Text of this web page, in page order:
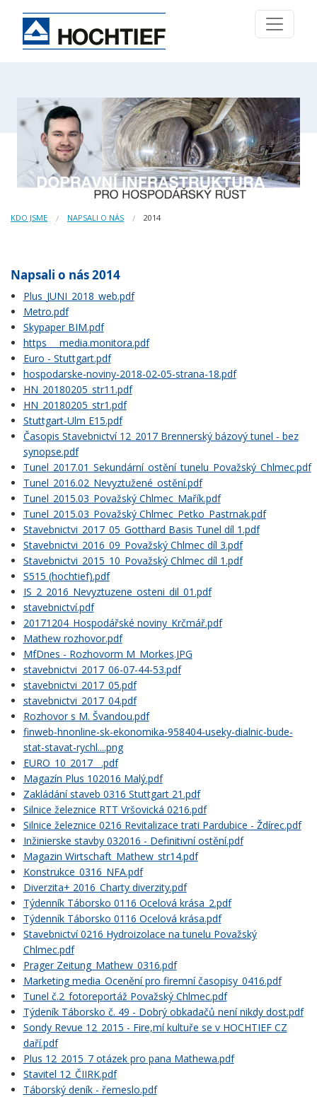
KDO JSME NAPSALI O NÁS 2014
Napsali o nás 2014
Plus_JUNI_2018_web.pdf
Metro.pdf
Skypaper BIM.pdf
https___media.monitora.pdf
Euro - Stuttgart.pdf
hospodarske-noviny-2018-02-05-strana-18.pdf
HN_20180205_str11.pdf
HN_20180205_str1.pdf
Stuttgart-Ulm E15.pdf
Časopis Stavebnictví 12_2017 Brennerský bázový tunel - bez
synopse.pdf
Tunel_2017.01_Sekundární_ostění_tunelu_Považský_Chlmec.pdf
Tunel_2016.02_Nevyztužené_ostění.pdf
Tunel_2015.03_Považský Chlmec_Mařík.pdf
Tunel_2015.03_Považský Chlmec_Petko_Pastrnak.pdf
Stavebnictvi_2017_05_Gotthard Basis Tunel díl 1.pdf
Stavebnictvi_2016_09_Považský Chlmec díl 3.pdf
Stavebnictvi_2015_10_Považský Chlmec díl 1.pdf
S515 (hochtief).pdf
IS_2_2016_Nevyztuzene_osteni_dil_01.pdf
stavebnictví.pdf
20171204_Hospodářské noviny_Krčmář.pdf
Mathew rozhovor.pdf
MfDnes - Rozhovorm M_Morkes.JPG
stavebnictvi_2017_06-07-44-53.pdf
stavebnictvi_2017_05.pdf
stavebnictvi_2017_04.pdf
Rozhovor s M. Švandou.pdf
finweb-hnonline-sk-ekonomika-958404-useky-dialnic-bude-
stat-stavat-rychl....png
EURO_10_2017__.pdf
Magazín Plus 102016 Malý.pdf
Zakládání staveb 0316 Stuttgart 21.pdf
Silnice železnice RTT Vršovická 0216.pdf
Silnice železnice 0216 Revitalizace trati Pardubice - Ždírec.pdf
Inžinierske stavby 032016 - Definitivní ostění.pdf
Magazin Wirtschaft_Mathew_str14.pdf
Konstrukce_0316_NFA.pdf
Diverzita+ 2016_Charty diverzity.pdf
Týdenník Táborsko 0116 Ocelová krása_2.pdf
Týdenník Táborsko 0116 Ocelová krása.pdf
Stavebnictví 0216 Hydroizolace na tunelu Považský
Chlmec.pdf
Prager Zeitung_Mathew_0316.pdf
Marketing media_Ocenění pro firemní časopisy_0416.pdf
Tunel č.2_fotoreportáž Považský Chlmec.pdf
Týdeník Táborsko č. 49 - Dobrý obkadačů není nikdy dost.pdf
Sondy Revue 12_2015 - Fire,mí kultuře se v HOCHTIEF CZ
daří.pdf
Plus 12_2015_7 otázek pro pana Mathewa.pdf
Stavitel 12_ČIIRK.pdf
Táborský deník - řemeslo.pdf